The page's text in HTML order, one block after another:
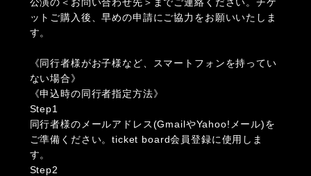
ットご購入後、早めの申請にご協力をお願いいたしま
す。
《同行者様がお子様など、スマートフォンを持ってい
ない場合》
《申込時の同行者指定方法》
Step1
同行者様のメールアドレス(GmailやYahoo!メール)を
ご準備ください。ticket board会員登録に使用しま
す。
Step2